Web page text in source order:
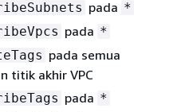
pada *
pada *
pada semua
titik akhir VPC
pada *